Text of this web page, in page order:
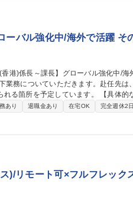
ーバル強化中/海外で活躍 そ
業務についていただきます。赴任先は
います。 【具体的な業務内容】 ■工場
安全衛生、環境保全、SCM業務、現
応、是正案の立案、実行管理(重要事案
務（状況により） 募集職種 ■【海外工場長
◎
あり 退職金あり 在宅OK 完全週休2
)/リモート可×フルフレック